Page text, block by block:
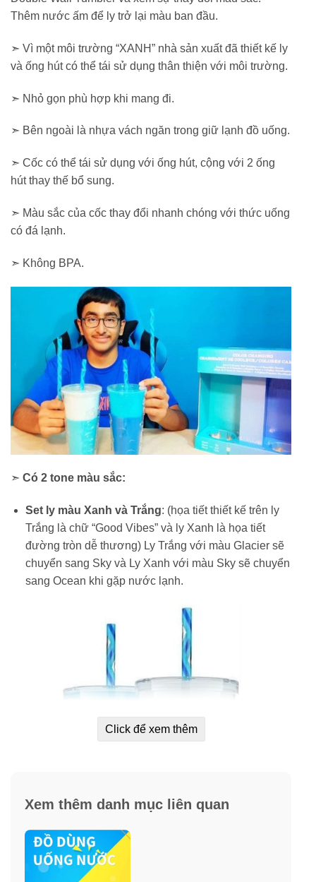
Thêm nước ấm để ly trở lại màu ban đầu.
➣ Vì một môi trường “XANH” nhà sản xuất đã thiết kế ly
và ống hút có thể tái sử dụng thân thiện với môi trường.
➣ Nhỏ gọn phù hợp khi mang đi.
➣ Bên ngoài là nhựa vách ngăn trong giữ lạnh đồ uống.
➣ Cốc có thể tái sử dụng với ống hút, cộng với 2 ống
hút thay thế bổ sung.
➣ Màu sắc của cốc thay đổi nhanh chóng với thức uống
có đá lạnh.
➣ Không BPA.
➣ Có 2 tone màu sắc:
Set ly màu Xanh và Trắng: (họa tiết thiết kế trên ly
Trắng là chữ “Good Vibes” và ly Xanh là họa tiết
đường tròn dễ thương) Ly Trắng với màu Glacier sẽ
chuyển sang Sky và Ly Xanh với màu Sky sẽ chuyển
sang Ocean khi gặp nước lạnh.
Click để xem thêm
Xem thêm danh mục liên quan